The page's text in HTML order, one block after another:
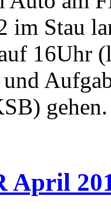
im Stau
16Uhr
gehen.
April